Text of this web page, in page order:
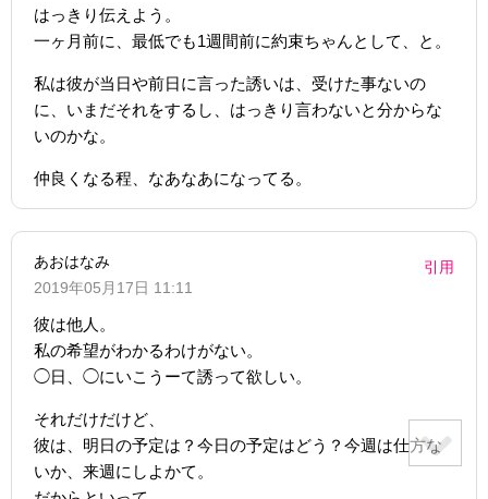
はっきり伝えよう。
一ヶ月前に、最低でも1週間前に約束ちゃんとして、と。
私は彼が当日や前日に言った誘いは、受けた事ないの
に、いまだそれをするし、はっきり言わないと分からな
いのかな。
仲良くなる程、なあなあになってる。
あおはなみ
2019年05月17日 11:11
引用
彼は他人。
私の希望がわかるわけがない。
◯日、◯にいこうーて誘って欲しい。
それだけだけど、
彼は、明日の予定は？今日の予定はどう？今週は仕方な
いか、来週にしよかて。